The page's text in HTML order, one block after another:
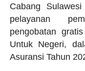
Cabang
pelayanan
pengobatan
Untuk Negeri,
Asuransi Tahun